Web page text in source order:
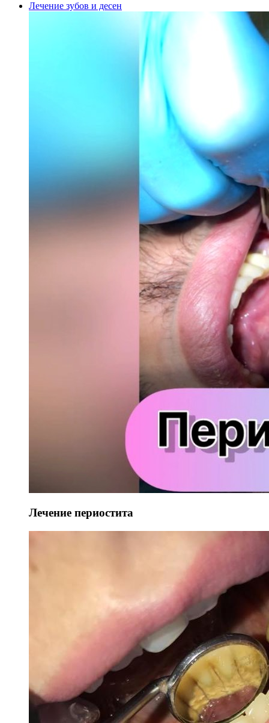
Лечение зубов и десен
Лечение периостита